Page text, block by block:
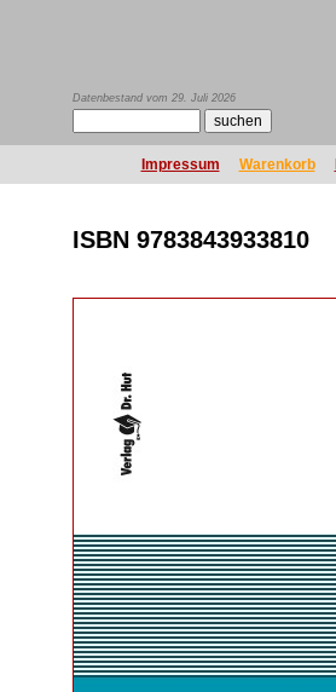
Datenbestand vom 29. Juli 2026
Impressum Warenkorb
ISBN 9783843933810